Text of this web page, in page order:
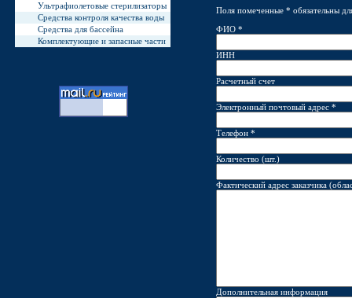
Ультрафиолетовые стерилизаторы
Средства контроля качества воды
Средства для бассейна
Комплектующие и запасные части
Поля помеченные * обязательны
ФИО *
ИНН
Расчетный счет
Электронный почтовый адрес *
Телефон *
Количество (шт.)
Фактический адрес заказчика
Дополнительная информация